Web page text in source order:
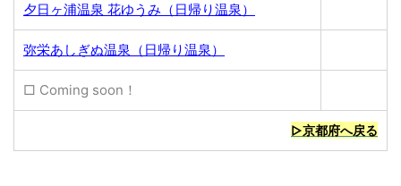
夕日ヶ浦温泉 花ゆうみ（日帰り温泉）
弥栄あしぎぬ温泉（日帰り温泉）
□ Coming soon！
▷京都府へ戻る